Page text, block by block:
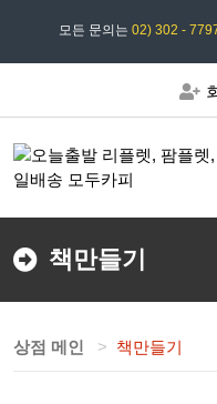
모든 문의는 02) 302 -
모두카피 상담시간
책만들기
상점 메인 책만들기